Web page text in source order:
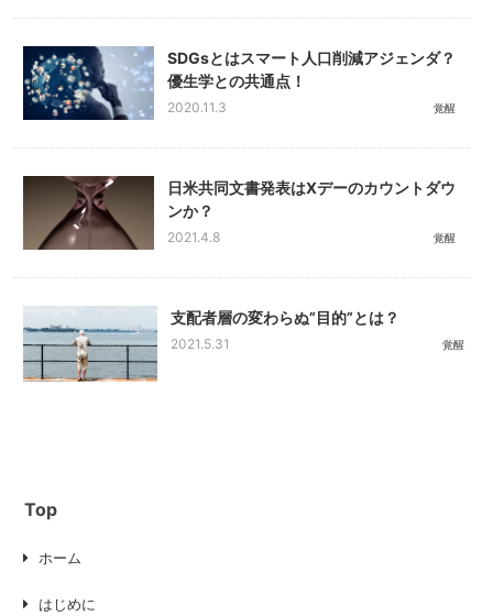
SDGsとはスマート人口削減アジェンダ？
優生学との共通点！
2020.11.3 覚醒
日米共同文書発表はXデーのカウントダウ
ンか？
2021.4.8 覚醒
支配者層の変わらぬ”目的”とは？
2021.5.31 覚醒
Top
ホーム
はじめに